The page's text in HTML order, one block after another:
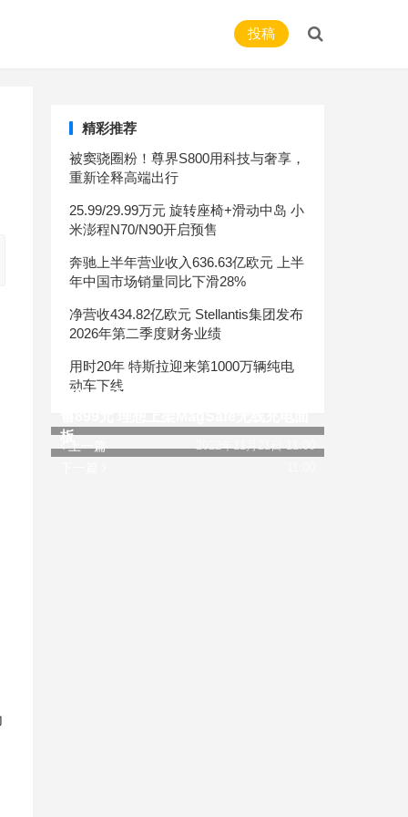
投稿
精彩推荐
被窦骁圈粉！尊界S800用科技与奢享，
重新诠释高端出行
25.99/29.99万元 旋转座椅+滑动中岛 小
米澎程N70/N90开启预售
奔驰上半年营业收入636.63亿欧元 上半
年中国市场销量同比下滑28%
净营收434.82亿欧元 Stellantis集团发布
2026年第二季度财务业绩
用时20年 特斯拉迎来第1000万辆纯电
动车下线
上一篇
售81.69万起 新款奔驰GLE家族正式上
2022年11月21日 11:00
板